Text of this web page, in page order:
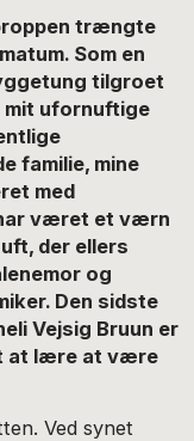
trængte
Som en
tilgroet
mit ufornuftige
familie, mine
med
været et værn
der ellers
og
Den sidste
Vejsig Bruun er
at lære at være
Ved synet